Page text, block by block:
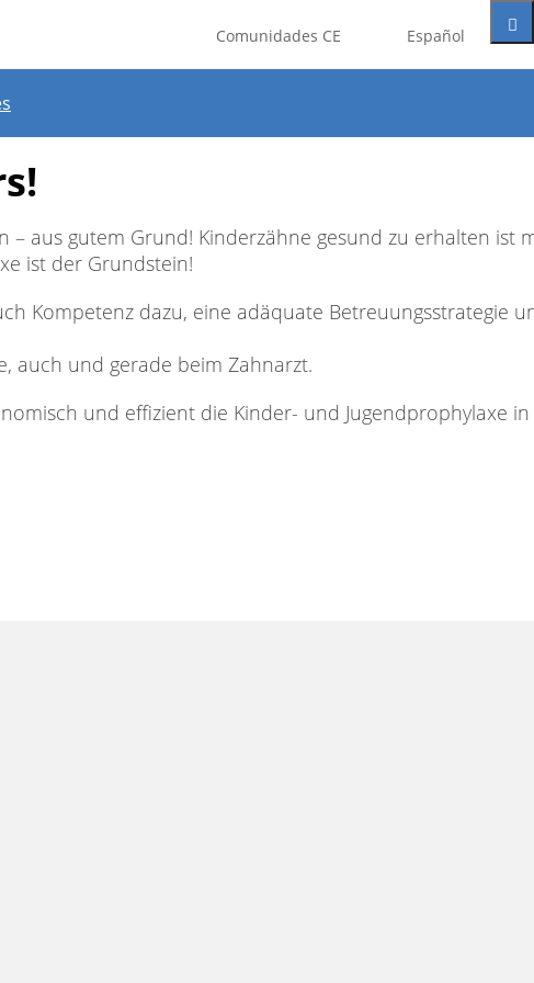
Comunidades CE Español
registrado como miembro de este
aus gutem Grund! Kinderzähne gesund zu erhalten ist
ist der Grundstein!
Kompetenz dazu, eine adäquate Betreuungsstrategie
auch und gerade beim Zahnarzt.
und effizient die Kinder- und Jugendprophylaxe